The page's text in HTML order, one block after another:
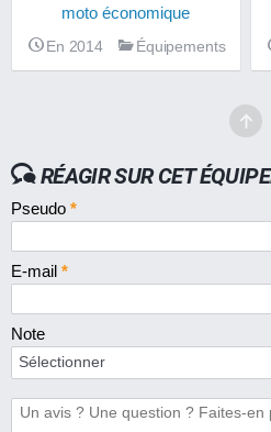
moto économique
En 2014 Équipements
RÉAGIR SUR CET
Pseudo *
E-mail *
Note